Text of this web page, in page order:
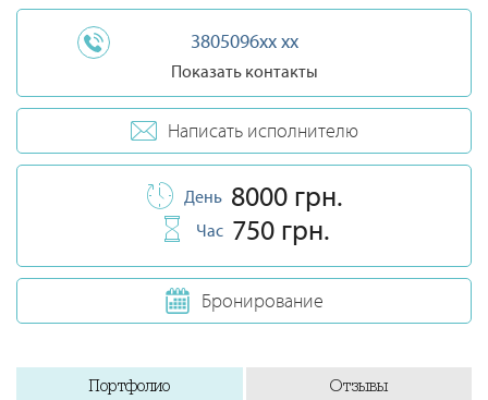
3805096xx xx
Показать контакты
Написать исполнителю
День 8000 грн.
Час 750 грн.
Бронирование
Портфолио Отзывы